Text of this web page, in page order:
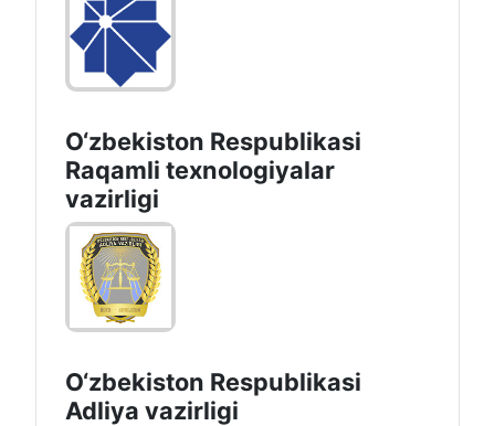
O‘zbekiston Respublikasi
Raqamli texnologiyalar
vazirligi
O‘zbekiston Respublikasi
Adliya vazirligi